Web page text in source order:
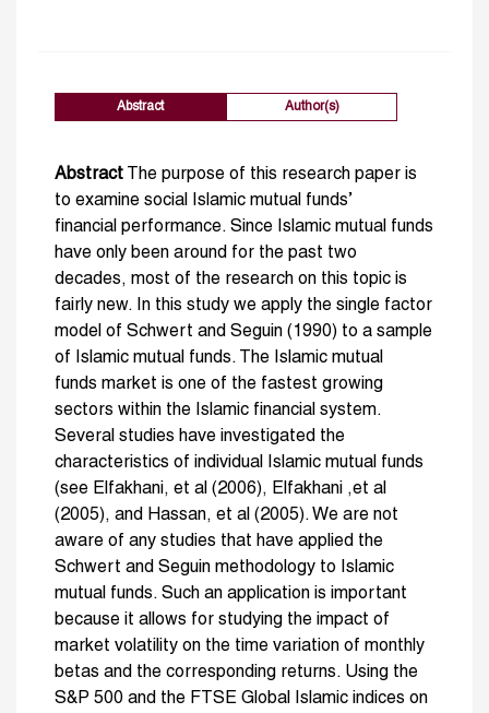
Abstract Author(s)
Abstract The purpose of this research paper is
to examine social Islamic mutual funds’
financial performance. Since Islamic mutual funds
have only been around for the past two
decades, most of the research on this topic is
fairly new. In this study we apply the single factor
model of Schwert and Seguin (1990) to a sample
of Islamic mutual funds. The Islamic mutual
funds market is one of the fastest growing
sectors within the Islamic financial system.
Several studies have investigated the
characteristics of individual Islamic mutual funds
(see Elfakhani, et al (2006), Elfakhani ,et al
(2005), and Hassan, et al (2005). We are not
aware of any studies that have applied the
Schwert and Seguin methodology to Islamic
mutual funds. Such an application is important
because it allows for studying the impact of
market volatility on the time variation of monthly
betas and the corresponding returns. Using the
S&P 500 and the FTSE Global Islamic indices on